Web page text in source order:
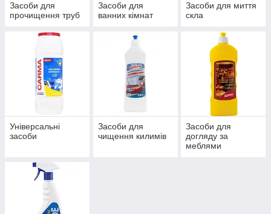
Засоби для
прочищення труб
Засоби для
ванних кімнат
Засоби для миття
скла
Універсальні
засоби
Засоби для
чищення килимів
Засоби для
догляду за
меблями